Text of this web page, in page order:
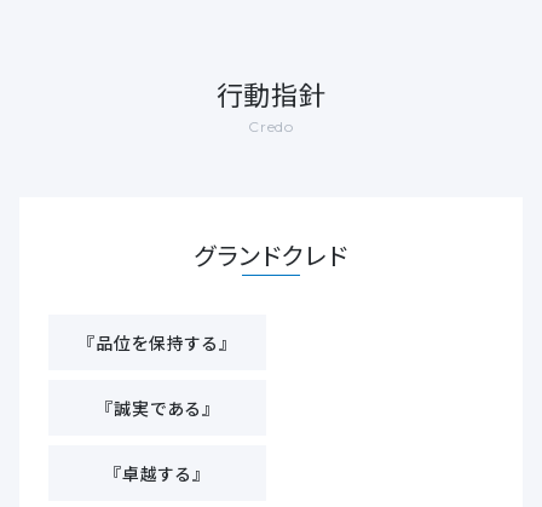
行動指針
Credo
グランドクレド
『品位を保持する』
『誠実である』
『卓越する』